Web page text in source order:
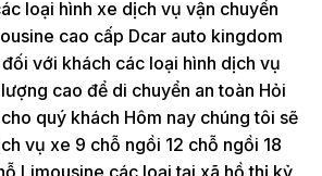
loại hình xe dịch vụ vận chuyển
cao cấp Dcar auto kingdom
với khách các loại hình dịch vụ
cao để di chuyển an toàn Hỏi
quý khách Hôm nay chúng tôi sẽ
vụ xe 9 chỗ ngồi 12 chỗ ngồi 18